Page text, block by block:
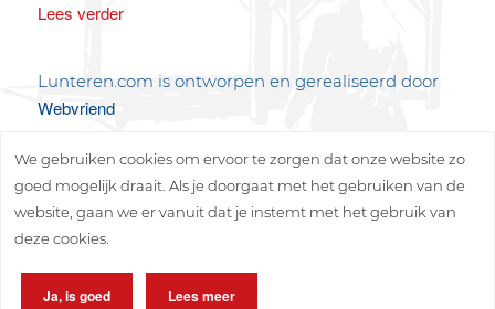
Lees verder
Lunteren.com is ontworpen en gerealiseerd door
Webvriend
We gebruiken cookies om ervoor te zorgen dat onze website zo
goed mogelijk draait. Als je doorgaat met het gebruiken van de
website, gaan we er vanuit dat je instemt met het gebruik van
deze cookies.
Ja, is goed Lees meer